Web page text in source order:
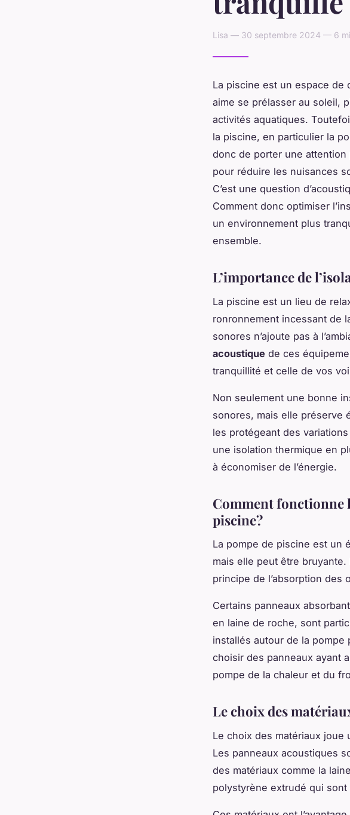
Lisa — 30 septembre 2024 — 6
La piscine est un espace de
aime se prélasser au soleil,
activités aquatiques.
la piscine, en particulier la
donc de porter une attention
pour réduire les nuisances
C’est une question
Comment donc optimiser
un environnement plus
ensemble.
L’importance de
La piscine est un lieu de
ronronnement incessant de
sonores n’ajoute pas à
acoustique de ces
tranquillité et celle de vos
Non seulement une bonne
sonores, mais elle préserve
les protégeant des
une isolation thermique en
à économiser de l’énergie.
Comment fonctionne
piscine?
La pompe de piscine est un
mais elle peut être bruyante.
principe de l’absorption des
Certains panneaux
en laine de roche, sont
installés autour de la pompe
choisir des panneaux ayant
pompe de la chaleur et du
Le choix des
Le choix des matériaux joue
Les panneaux acoustiques
des matériaux comme la
polystyrène extrudé qui